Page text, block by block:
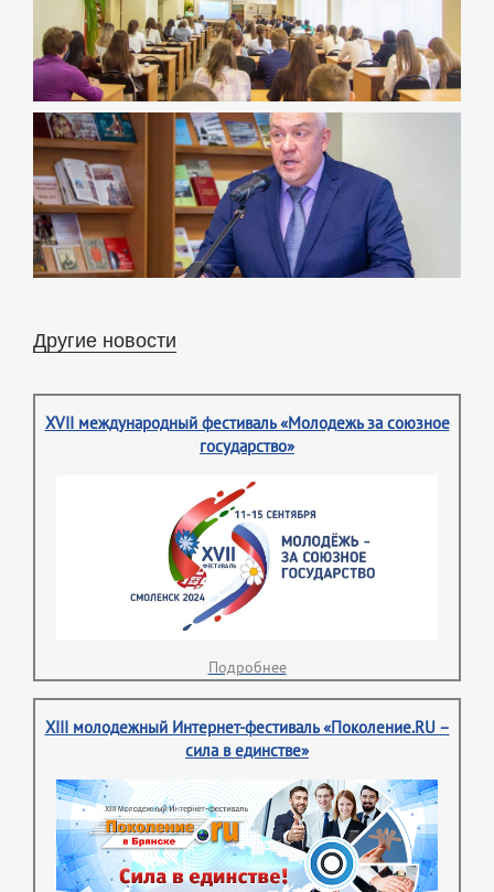
Другие новости
XVII международный фестиваль «Молодежь за союзное
государство»
Подробнее
XIII молодежный Интернет-фестиваль «Поколение.RU –
сила в единстве»